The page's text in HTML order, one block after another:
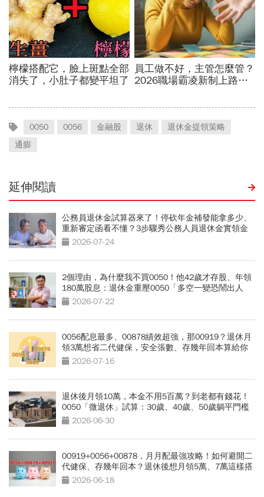
0050 0056 金融股 退休
退休金提領策略
通膨
延伸閱讀
公務員退休金試算器來了！停砍年金補發能拿多少、
重新審定函看不懂？3步驟秀公務人員退休金實領金
額 2026-07-24
2個理由，為什麼我不買0050！他42歲才存股、年領
180萬股息：退休金重壓0050「多空一變恐鬧出人
命」2026-07-22
0056配息最多、00878績效超強，那00919？退休月
領3萬想省二代健保，安全張數、存幾年回本算給你
看 2026-07-16
退休後月領10萬，本金不用5百萬？到老都有錢花！
0050「微退休」試算：30歲、40歲、50歲躺平門檻
公開2026-06-30
00919+0056+00878，月月配最強攻略！如何避開二
代健保、存幾年回本？退休後想月領5萬、7萬這樣搭
2026-06-18